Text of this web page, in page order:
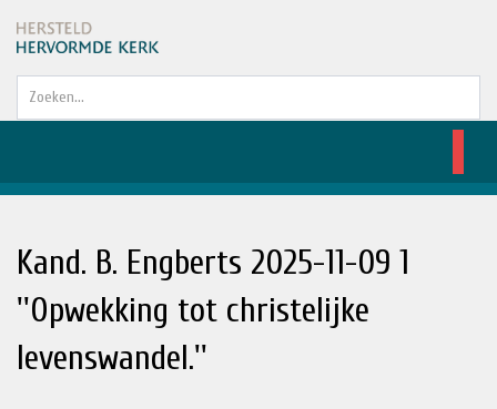
Zoeken...
Kand. B. Engberts 2025-11-09 1
''Opwekking tot christelijke
levenswandel.''